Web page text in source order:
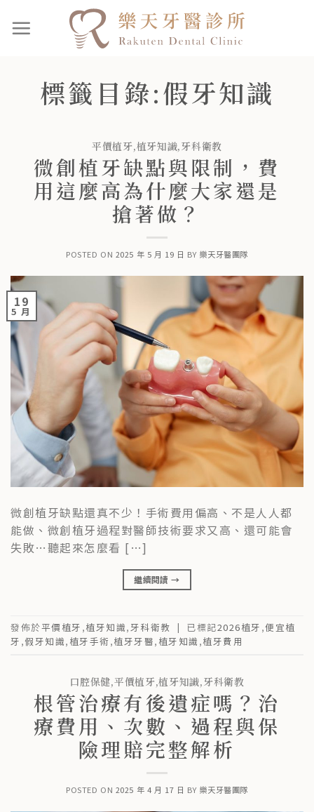
標籤目錄:假牙知識
平價植牙,植牙知識,牙科衛教
微創植牙缺點與限制，費
用這麼高為什麼大家還是
搶著做？
POSTED ON 2025 年 5 月 19 日 BY 樂天牙醫團隊
19
5 月
微創植牙缺點還真不少！手術費用偏高、不是人人都
能做、微創植牙過程對醫師技術要求又高、還可能會
失敗…聽起來怎麼看 […]
繼續閱讀→
發佈於平價植牙 ,植牙知識,牙科衛教 | 已標記2026植牙 ,便宜植
牙 ,假牙知識, 植牙手術 ,植牙牙醫, 植牙知識 ,植牙費用
口腔保健,平價植牙,植牙知識,牙科衛教
根管治療有後遺症嗎？治
療費用、次數、過程與保
險理賠完整解析
POSTED ON 2025 年 4 月 17 日 BY 樂天牙醫團隊